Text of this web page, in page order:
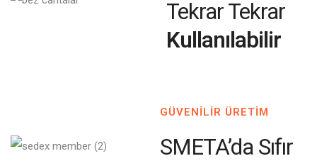
Tekrar Tekrar
Kullanılabilir
GÜVENİLİR ÜRETİM
SMETA’da Sıfır